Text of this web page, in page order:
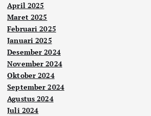
April 2025
Maret 2025
Februari 2025
Januari 2025
Desember 2024
November 2024
Oktober 2024
September 2024
Agustus 2024
Juli 2024